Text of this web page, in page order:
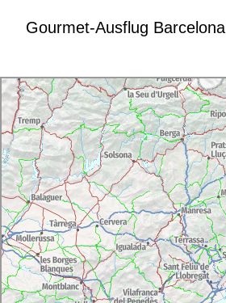
Gourmet-Ausflug Barcelona